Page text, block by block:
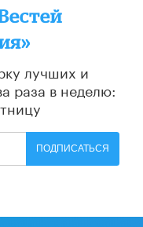
лучших и
раза в неделю:
ПОДПИСАТЬСЯ